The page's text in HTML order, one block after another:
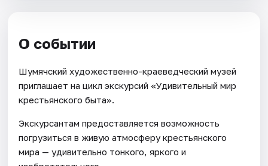
О событии
Шумячский художественно-краеведческий музей
приглашает на цикл экскурсий «Удивительный мир
крестьянского быта».
Экскурсантам предоставляется возможность
погрузиться в живую атмосферу крестьянского
мира — удивительно тонкого, яркого и